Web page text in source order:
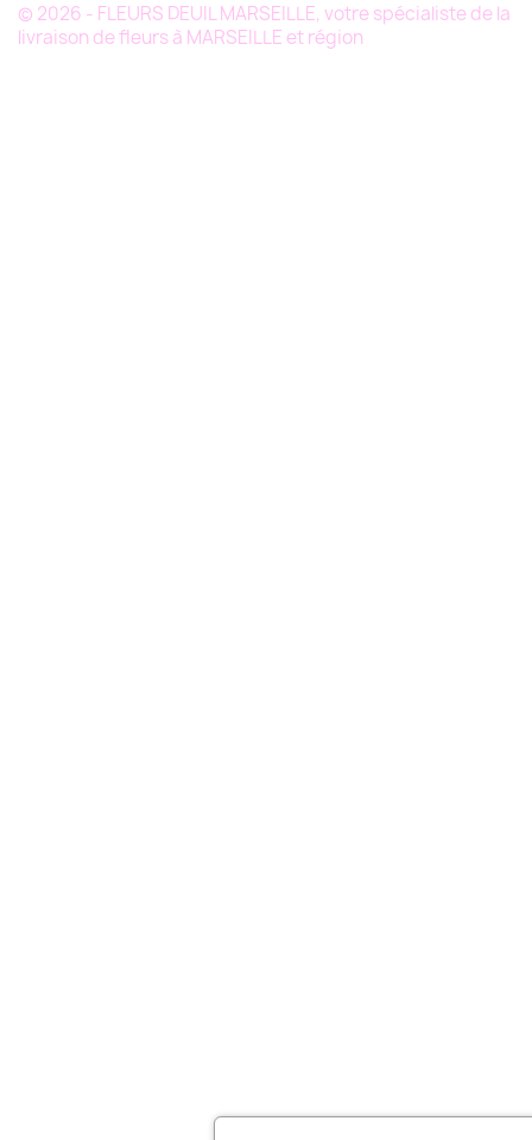
© 2026 - FLEURS DEUIL MARSEILLE, votre spécialiste de la
livraison de fleurs à MARSEILLE et région